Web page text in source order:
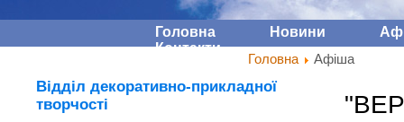
Головна Новини
Контакти
Головна Афіша
Відділ декоративно-прикладної
творчості